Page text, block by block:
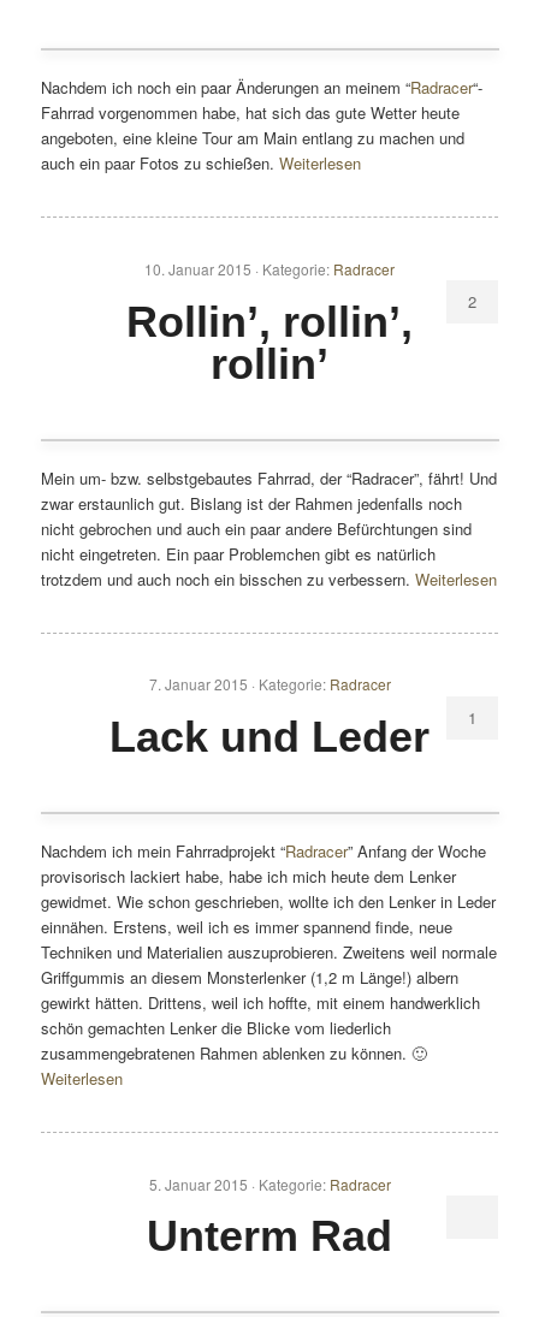
Nachdem ich noch ein paar Änderungen an meinem “Radracer“-
Fahrrad vorgenommen habe, hat sich das gute Wetter heute
angeboten, eine kleine Tour am Main entlang zu machen und
auch ein paar Fotos zu schießen.Weiterlesen
10. Januar 2015 · Kategorie: Radracer
Rollin’, rollin’,
rollin’
2
Mein um- bzw. selbstgebautes Fahrrad, der “Radracer”, fährt! Und
zwar erstaunlich gut. Bislang ist der Rahmen jedenfalls noch
nicht gebrochen und auch ein paar andere Befürchtungen sind
nicht eingetreten. Ein paar Problemchen gibt es natürlich
trotzdem und auch noch ein bisschen zu verbessern.Weiterlesen
7. Januar 2015 · Kategorie: Radracer
Lack und Leder 1
Nachdem ich mein Fahrradprojekt “Radracer” Anfang der Woche
provisorisch lackiert habe, habe ich mich heute dem Lenker
gewidmet. Wie schon geschrieben, wollte ich den Lenker in Leder
einnähen. Erstens, weil ich es immer spannend finde, neue
Techniken und Materialien auszuprobieren. Zweitens weil normale
Griffgummis an diesem Monsterlenker (1,2 m Länge!) albern
gewirkt hätten. Drittens, weil ich hoffte, mit einem handwerklich
schön gemachten Lenker die Blicke vom liederlich
zusammengebratenen Rahmen ablenken zu können. 🙂
Weiterlesen
5. Januar 2015 · Kategorie: Radracer
Unterm Rad